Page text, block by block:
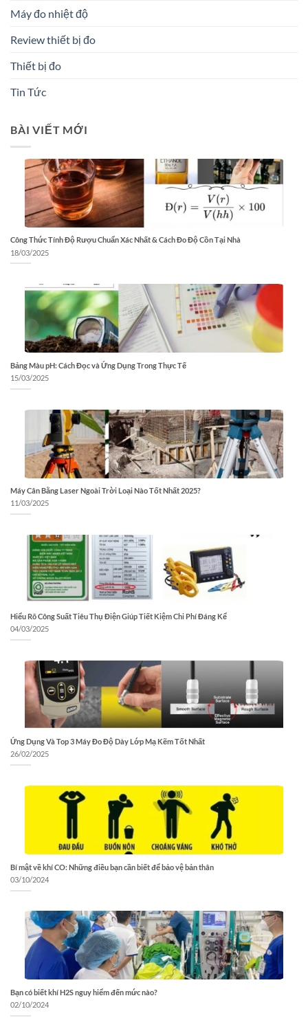
Máy đo nhiệt độ
Review thiết bị đo
Thiết bị đo
Tin Tức
BÀI VIẾT MỚI
Công Thức Tính Độ Rượu Chuẩn Xác Nhất & Cách Đo Độ Cồn Tại Nhà
18/03/2025
Bảng Màu pH: Cách Đọc và Ứng Dụng Trong Thực Tế
15/03/2025
Máy Cân Bằng Laser Ngoài Trời Loại Nào Tốt Nhất 2025?
11/03/2025
Hiểu Rõ Công Suất Tiêu Thụ Điện Giúp Tiết Kiệm Chi Phí Đáng Kể
04/03/2025
Ứng Dụng Và Top 3 Máy Đo Độ Dày Lớp Mạ Kẽm Tốt Nhất
26/02/2025
Bí mật về khí CO: Những điều bạn cần biết để bảo vệ bản thân
03/10/2024
Bạn có biết khí H2S nguy hiểm đến mức nào?
02/10/2024